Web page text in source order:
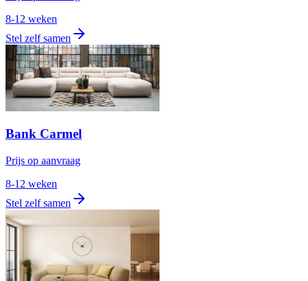
8-12 weken
Stel zelf samen
Bank Carmel
Prijs op aanvraag
8-12 weken
Stel zelf samen